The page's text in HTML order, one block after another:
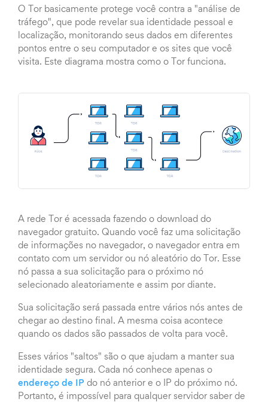
O Tor basicamente protege você contra a "análise de
tráfego", que pode revelar sua identidade pessoal e
localização, monitorando seus dados em diferentes
pontos entre o seu computador e os sites que você
visita. Este diagrama mostra como o Tor funciona.
A rede Tor é acessada fazendo o download do
navegador gratuito. Quando você faz uma solicitação
de informações no navegador, o navegador entra em
contato com um servidor ou nó aleatório do Tor. Esse
nó passa a sua solicitação para o próximo nó
selecionado aleatoriamente e assim por diante.
Sua solicitação será passada entre vários nós antes de
chegar ao destino final. A mesma coisa acontece
quando os dados são passados de volta para você.
Esses vários "saltos" são o que ajudam a manter sua
identidade segura. Cada nó conhece apenas o
endereço de IP do nó anterior e o IP do próximo nó.
Portanto, é impossível para qualquer servidor saber de